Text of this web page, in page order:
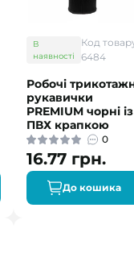
В
наявності
Код
6484
Робочі
рукавички
PREMIUM чорні із
ПВХ крапкою
0
16.77 грн.
До кошика